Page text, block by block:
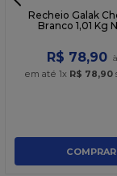
Recheio Galak
Branco 1,01 Kg
R$ 78,90
em até 1x R$ 78,90
COMPRAR